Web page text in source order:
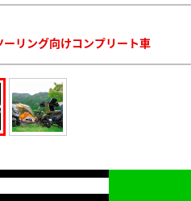
ーリング向けコンプリート車